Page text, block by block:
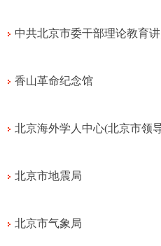
中共北京市委干部理论教育讲
香山革命纪念馆
北京海外学人中心(北京市领
北京市地震局
北京市气象局